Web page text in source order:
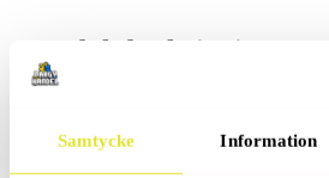
Samtycke Information
Produktbeskrivning
Recensioner (0)